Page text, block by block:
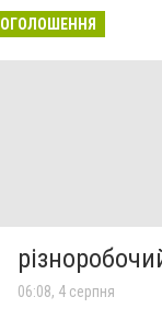
ОГОЛОШЕННЯ
06:08, 4 серпня